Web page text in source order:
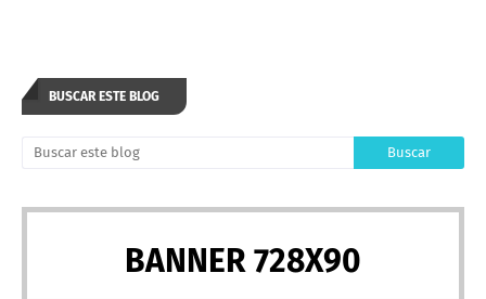
BUSCAR ESTE BLOG
BANNER 728X90